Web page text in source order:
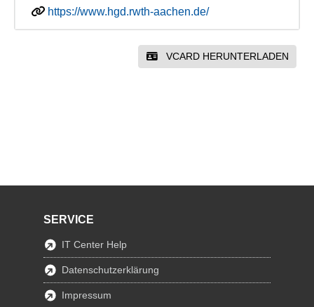
https://www.hgd.rwth-aachen.de/
VCARD HERUNTERLADEN
SERVICE
IT Center Help
Datenschutzerklärung
Impressum